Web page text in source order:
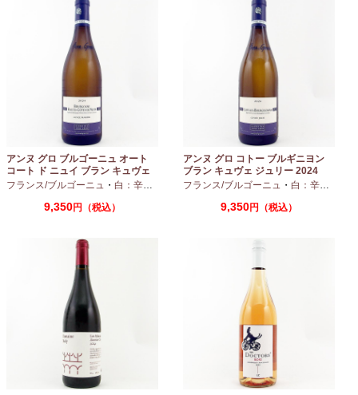
アンヌ グロ ブルゴーニュ オート
コート ド ニュイ ブラン キュヴェ
マリーヌ 2024 750ml
フランス/ブルゴーニュ ・ 白：辛口 シャルドネ
9,350円（税込）
アンヌ グロ コトー ブルギニヨン
ブラン キュヴェ ジュリー 2024
フランス/ブルゴーニュ ・ 白：辛口
9,350円（税込）